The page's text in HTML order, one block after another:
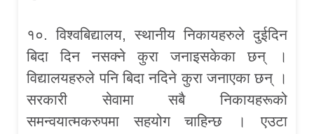
१०. विश्वबिद्यालय, स्थानीय निकायहरुले दुईदिन
बिदा दिन नसक्ने कुरा जनाइसकेका छन् ।
विद्यालयहरुले पनि बिदा नदिने कुरा जनाएका छन् ।
सरकारी सेवामा सबै निकायहरूको
समन्वयात्मकरुपमा सहयोग चाहिन्छ । एउटा